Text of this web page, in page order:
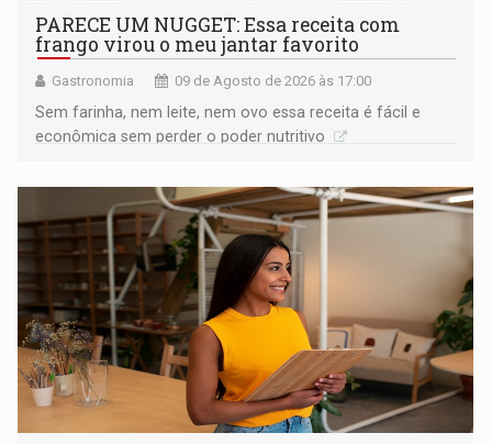
PARECE UM NUGGET: Essa receita com
frango virou o meu jantar favorito
Gastronomia 09 de Agosto de 2026 às 17:00
Sem farinha, nem leite, nem ovo essa receita é fácil e
econômica sem perder o poder nutritivo